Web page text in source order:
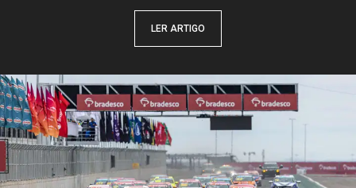
LER ARTIGO